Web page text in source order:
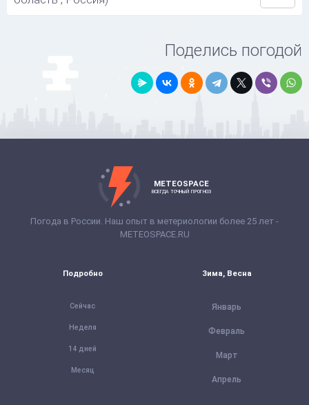
Поделись погодой
METEOSPACE
ВСЕГДА ТОЧНЫЙ ПРОГНОЗ
Погода в России. Наш опыт в метериологии более 25 лет -
METEOSPACE.RU
Подробно
Сейчас
Неделя
14 дней
Месяц
Зима, Весна
Январь
Февраль
Март
Апрель